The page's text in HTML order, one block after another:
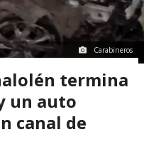
Carabineros
termina
un auto
canal de